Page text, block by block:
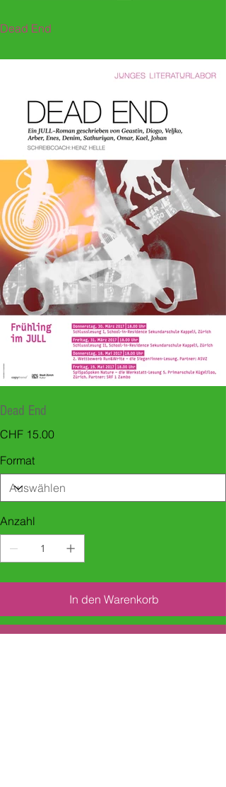
Dead End
Dead End
Preis
CHF 15.00
Format
Anzahl
In den Warenkorb